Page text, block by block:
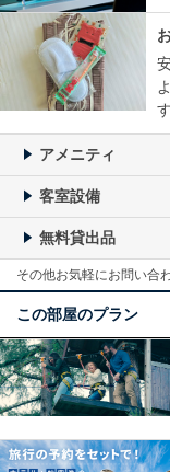
アメニティ
客室設備
無料貸出品
その他お気軽にお問い合
この部屋のプラン